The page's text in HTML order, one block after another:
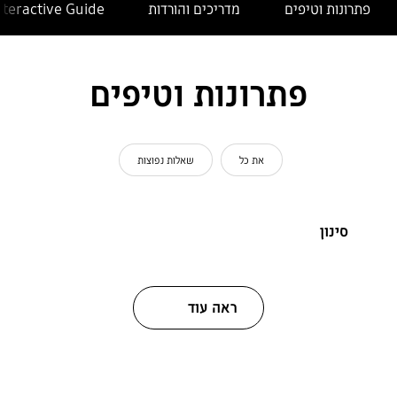
פתרונות וטיפים מדריכים והורדות Guide
פתרונות וטיפים
את כל שאלות נפוצות
סינון
ראה עוד